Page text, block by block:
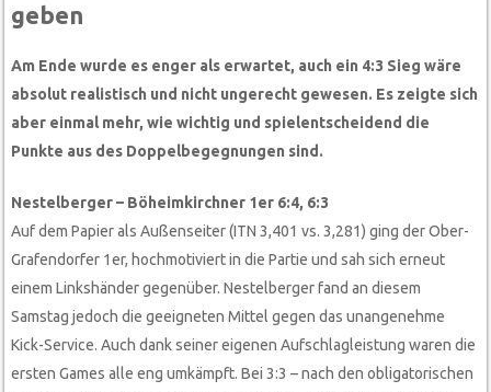
geben
Am Ende wurde es enger als erwartet, auch ein 4:3 Sieg wäre
absolut realistisch und nicht ungerecht gewesen. Es zeigte sich
aber einmal mehr, wie wichtig und spielentscheidend die
Punkte aus des Doppelbegegnungen sind.
Nestelberger – Böheimkirchner 1er 6:4, 6:3
Auf dem Papier als Außenseiter (ITN 3,401 vs. 3,281) ging der Ober-
Grafendorfer 1er, hochmotiviert in die Partie und sah sich erneut
einem Linkshänder gegenüber. Nestelberger fand an diesem
Samstag jedoch die geeigneten Mittel gegen das unangenehme
Kick-Service. Auch dank seiner eigenen Aufschlagleistung waren die
ersten Games alle eng umkämpft. Bei 3:3 – nach den obligatorischen